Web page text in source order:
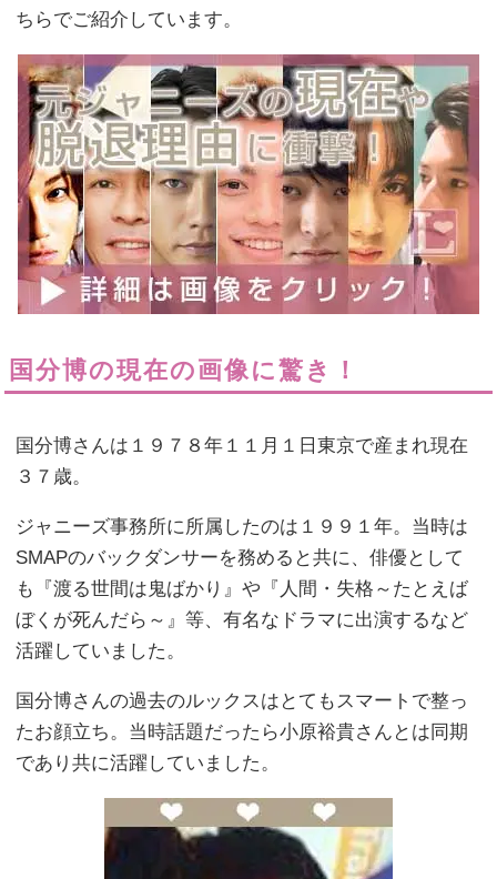
ちらでご紹介しています。
国分博の現在の画像に驚き！
国分博さんは１９７８年１１月１日東京で産まれ現在
３７歳。
ジャニーズ事務所に所属したのは１９９１年。当時は
SMAPのバックダンサーを務めると共に、俳優として
も『渡る世間は鬼ばかり』や『人間・失格～たとえば
ぼくが死んだら～』等、有名なドラマに出演するなど
活躍していました。
国分博さんの過去のルックスはとてもスマートで整っ
たお顔立ち。当時話題だったら小原裕貴さんとは同期
であり共に活躍していました。